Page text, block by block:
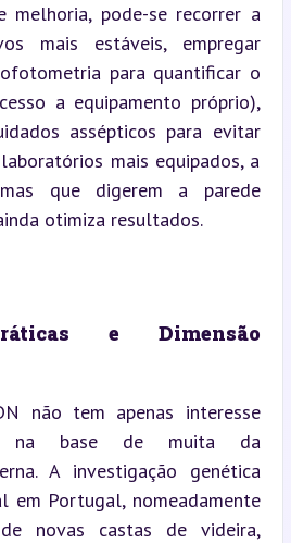
melhoria, pode-se recorrer a
mais estáveis, empregar
para quantificar o
a equipamento próprio),
assépticos para evitar
mais equipados, a
que digerem a parede
otimiza resultados.
e Dimensão
não tem apenas interesse
na base de muita da
A investigação genética
em Portugal, nomeadamente
novas castas de videira,